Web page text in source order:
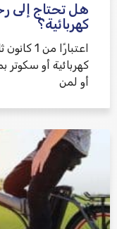
هل تحتاج إلى
كهربائية؟
كهربائية أو
أو لمن